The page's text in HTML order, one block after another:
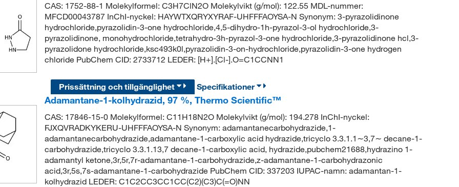
CAS: 1752-88-1 Molekylformel: C3H7ClN2O Molekylvikt (g/mol): 122.55 MDL-nummer:
MFCD00043787 InChI-nyckel: HAYWTXQRYXYRAF-UHFFFAOYSA-N Synonym: 3-pyrazolidinone
hydrochloride,pyrazolidin-3-one hydrochloride,4,5-dihydro-1h-pyrazol-3-ol hydrochloride,3-
pyrazolidinone, monohydrochloride,tetrahydro-3h-pyrazol-3-one hydrochloride,3-pyrazolidinone hcl,3-
pyrazolidone hydrochloride,ksc493k0l,pyrazolidin-3-on-hydrochloride,pyrazolidin-3-one hydrogen
chloride PubChem CID: 2733712 LEDER: [H+].[Cl-].O=C1CCNN1
Prissättning och tillgänglighet
Specifikationer
Adamantane-1-kolhydrazid, 97 %, Thermo Scientific™
CAS: 17846-15-0 Molekylformel: C11H18N2O Molekylvikt (g/mol): 194.278 InChI-nyckel:
FJXQVRADKYKERU-UHFFFAOYSA-N Synonym: adamantanecarbohydrazide,1-
adamantanecarbohydrazide,adamantane-1-carboxylic acid hydrazide,tricyclo 3.3.1.1∼3,7∼ decane-1-
carbohydrazide,tricyclo 3.3.1.13,7 decane-1-carboxylic acid, hydrazide,pubchem21688,hydrazino 1-
adamantyl ketone,3r,5r,7r-adamantane-1-carbohydrazide,z-adamantane-1-carbohydrazonic
acid,3r,5s,7s-adamantane-1-carbohydrazide PubChem CID: 337203 IUPAC-namn: adamantan-1-
kolhydrazid LEDER: C1C2CC3CC1CC(C2)(C3)C(=O)NN